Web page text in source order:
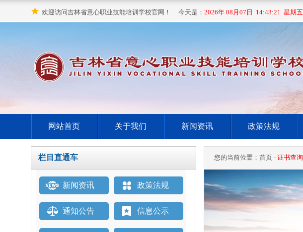
★ 欢迎访问吉林省意心职业技能培训学校官网！ 今天是： 2026年 08月07日 14:43:21 星期五
网站首页 关于我们 新闻资讯 政策法规
栏目直通车
新闻资讯 政策法规
通知公告 信息公示
您的当前位置： 首页 - 证书查询